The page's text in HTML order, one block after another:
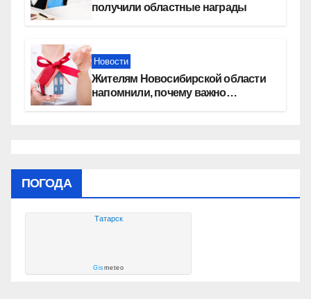
получили областные награды
Новости
Жителям Новосибирской области
напомнили, почему важно
ПОГОДА
Татарск
Gismeteo